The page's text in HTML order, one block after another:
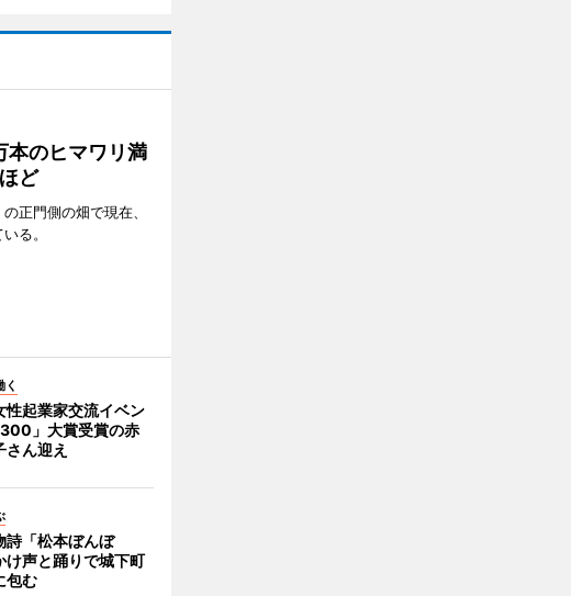
本のヒマワリ満
ど
正門側の畑で現在、
る。
く
性起業家交流イベン
」大賞受賞の赤
さん迎え
詩「松本ぼんぼ
声と踊りで城下町
包む